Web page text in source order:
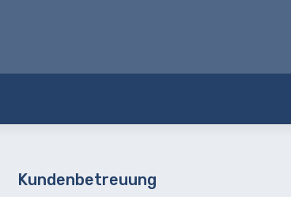
Kundenbetreuung